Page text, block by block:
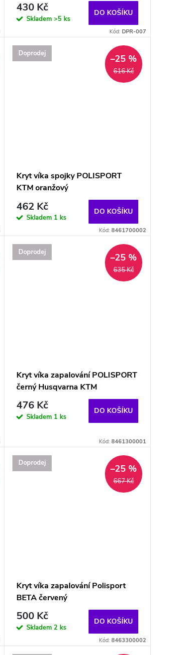
430 Kč
Skladem >5 ks
DO KOŠÍKU
Kód: DPR-007
Doprodej
616 Kč
–25 %
Kryt víka spojky POLISPORT
KTM oranžový
462 Kč
Skladem 1 ks
DO KOŠÍKU
Kód: 8461700002
Doprodej
635 Kč
–25 %
Kryt víka zapalování POLISPORT
černý Husqvarna KTM
476 Kč
Skladem 1 ks
DO KOŠÍKU
Kód: 8461300001
Doprodej
667 Kč
–25 %
Kryt víka zapalování Polisport
BETA červený
500 Kč
Skladem 2 ks
DO KOŠÍKU
Kód: 8463300002